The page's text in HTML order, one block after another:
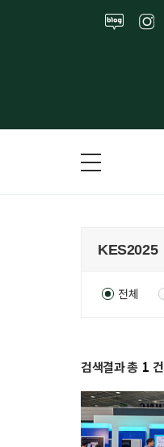
전체
검색결과 총 1 건